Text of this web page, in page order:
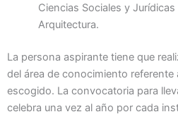
Ciencias Sociales y
Arquitectura.
La persona aspirante tiene que
del área de conocimiento referente
escogido. La convocatoria para
celebra una vez al año por cada